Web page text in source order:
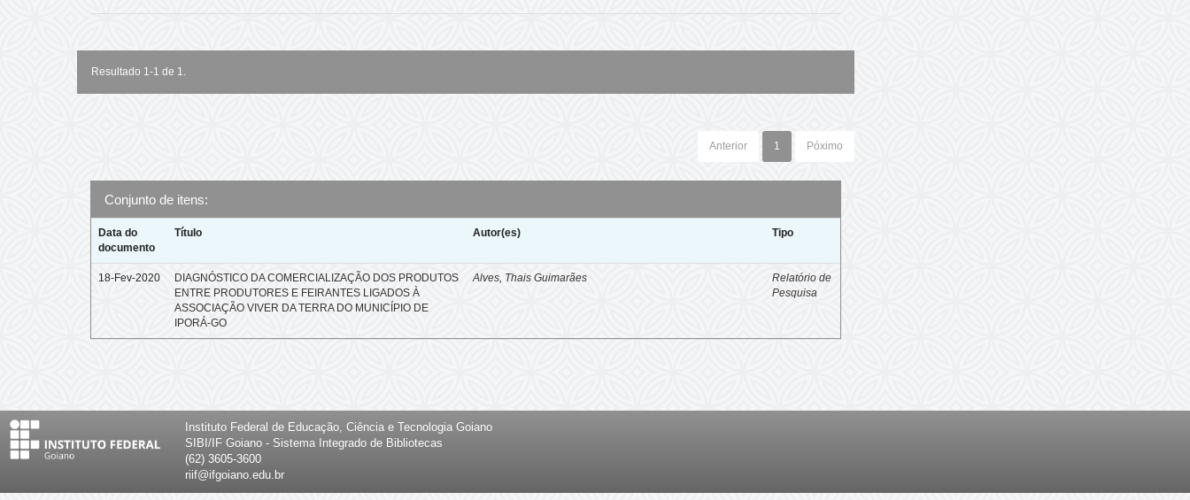
Resultado 1-1 de 1.
Anterior 1 Póximo
Conjunto de itens:
Data do
documento
Título Autor(es) Tipo
18-Fev-2020
DIAGNÓSTICO DA COMERCIALIZAÇÃO DOS PRODUTOS
ENTRE PRODUTORES E FEIRANTES LIGADOS À
ASSOCIAÇÃO VIVER DA TERRA DO MUNICÍPIO DE
IPORÁ-GO
Alves, Thais Guimarães
Relatório de
Pesquisa
Instituto Federal de Educação, Ciência e Tecnologia Goiano
SIBI/IF Goiano - Sistema Integrado de Bibliotecas
(62) 3605-3600
riif@ifgoiano.edu.br